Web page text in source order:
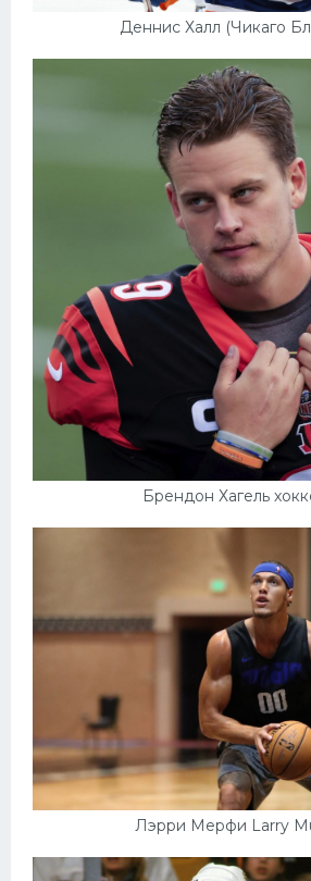
Деннис Халл (Чикаго
Брендон Хагель
Лэрри Мерфи Larry